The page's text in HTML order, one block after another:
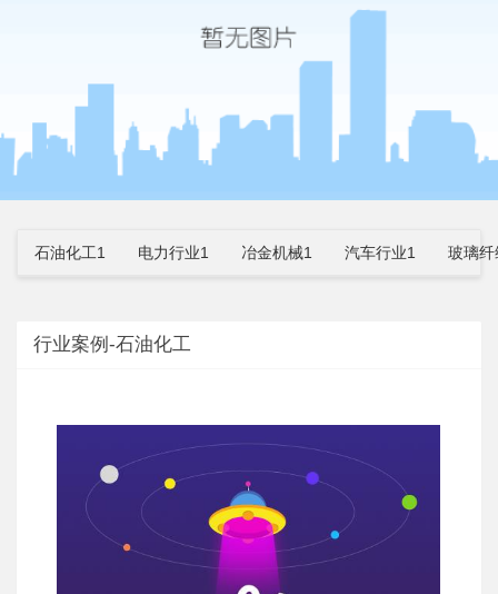
石油化工1 电力行业1 冶金机械1 汽车行业1 玻璃纤
行业案例-石油化工